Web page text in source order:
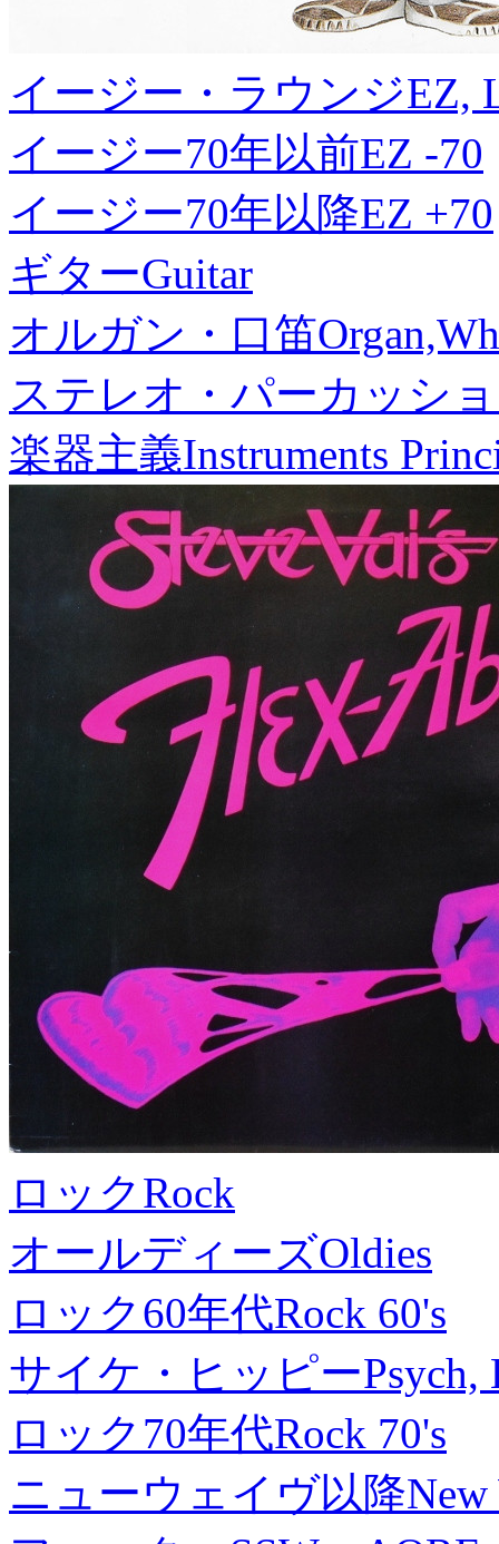
イージー・ラウンジEZ,
イージー70年以前EZ -70
イージー70年以降EZ +70
ギターGuitar
オルガン・口笛
ステレオ・パーカッシ
楽器主義Instruments
ロックRock
オールディーズOldies
ロック60年代Rock 60's
サイケ・ヒッピーPsych,
ロック70年代Rock 70's
ニューウェイヴ以降New